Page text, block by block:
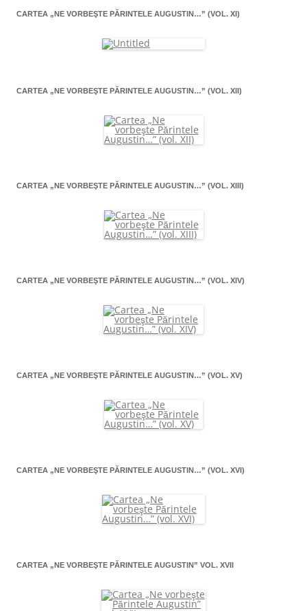
CARTEA „NE VORBEŞTE PĂRINTELE AUGUSTIN…” (VOL. XI)
CARTEA „NE VORBEŞTE PĂRINTELE AUGUSTIN…” (VOL. XII)
CARTEA „NE VORBEŞTE PĂRINTELE AUGUSTIN…” (VOL. XIII)
CARTEA „NE VORBEŞTE PĂRINTELE AUGUSTIN…” (VOL. XIV)
CARTEA „NE VORBEŞTE PĂRINTELE AUGUSTIN…” (VOL. XV)
CARTEA „NE VORBEŞTE PĂRINTELE AUGUSTIN…” (VOL. XVI)
CARTEA „NE VORBEŞTE PĂRINTELE AUGUSTIN” VOL. XVII